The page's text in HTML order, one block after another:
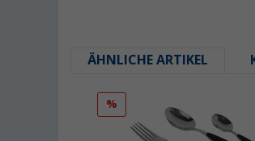
ÄHNLICHE ARTIKEL
%